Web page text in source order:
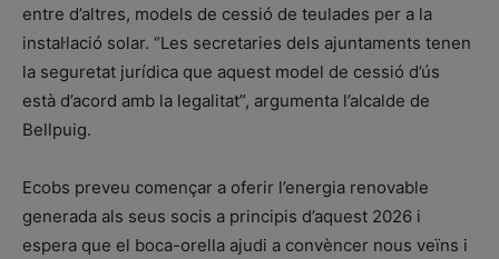
entre d’altres, models de cessió de teulades per a la
instal·lació solar. “Les secretaries dels ajuntaments tenen
la seguretat jurídica que aquest model de cessió d’ús
està d’acord amb la legalitat”, argumenta l’alcalde de
Bellpuig.
Ecobs preveu començar a oferir l’energia renovable
generada als seus socis a principis d’aquest 2026 i
espera que el boca-orella ajudi a convèncer nous veïns i